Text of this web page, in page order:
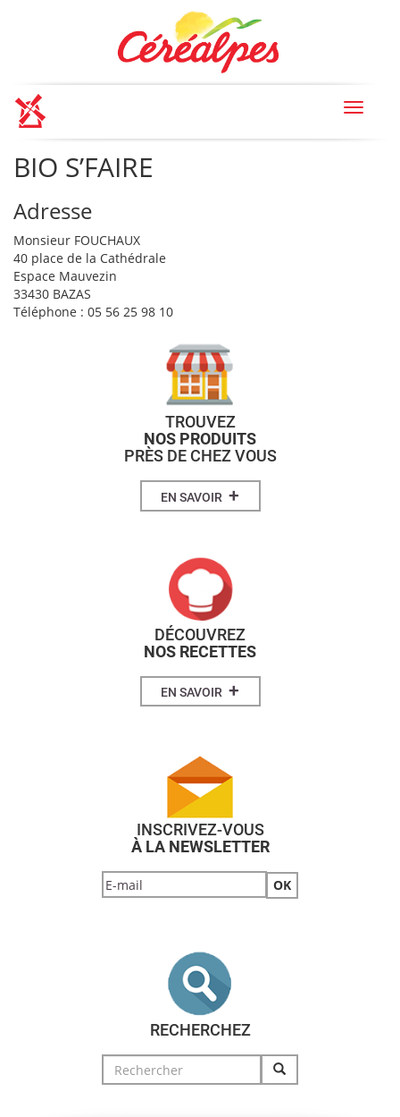
Toggle
BIO S’FAIRE
Adresse
Monsieur FOUCHAUX
40 place de la Cathédrale
Espace Mauvezin
33430 BAZAS
Téléphone : 05 56 25 98 10
TROUVEZ
NOS PRODUITS
PRÈS DE CHEZ VOUS
EN SAVOIR +
DÉCOUVREZ
NOS RECETTES
EN SAVOIR +
INSCRIVEZ-VOUS
À LA NEWSLETTER
RECHERCHEZ
Search
for: